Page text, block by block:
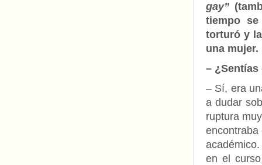
gay”
tiempo
torturó y
una mujer.
– ¿Sentías
– Sí, era
a dudar
ruptura
encontraba
en el